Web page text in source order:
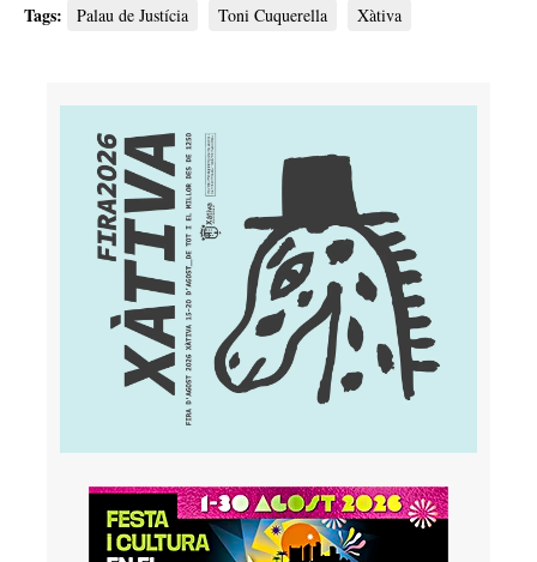
Tags: Palau de Justícia Toni Cuquerella Xàtiva